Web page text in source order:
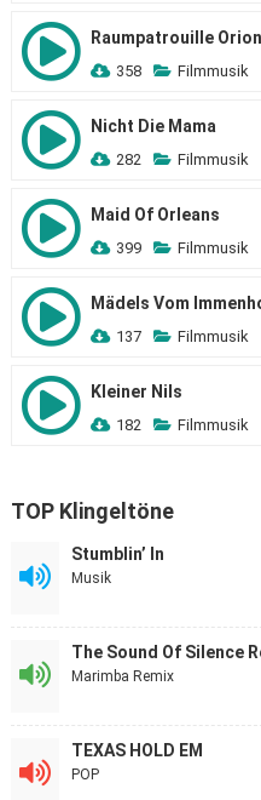
Raumpatrouille Orion
358 Filmmusik
Nicht Die Mama
282 Filmmusik
Maid Of Orleans
399 Filmmusik
Mädels Vom
137 Filmmusik
Kleiner Nils
182 Filmmusik
TOP Klingeltöne
Stumblin’ In
Musik
The Sound Of Silence
Marimba Remix
TEXAS HOLD EM
POP